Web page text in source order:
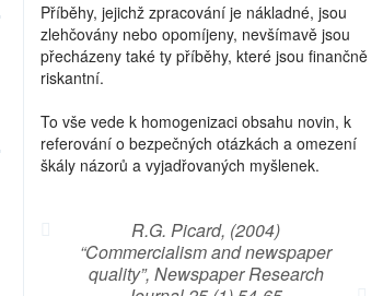
Příběhy, jejichž zpracování je nákladné, jsou
zlehčovány nebo opomíjeny, nevšímavě jsou
přecházeny také ty příběhy, které jsou finančně
riskantní.
To vše vede k homogenizaci obsahu novin, k
referování o bezpečných otázkách a omezení
škály názorů a vyjadřovaných myšlenek.
R.G. Picard, (2004)
“Commercialism and newspaper
quality”, Newspaper Research